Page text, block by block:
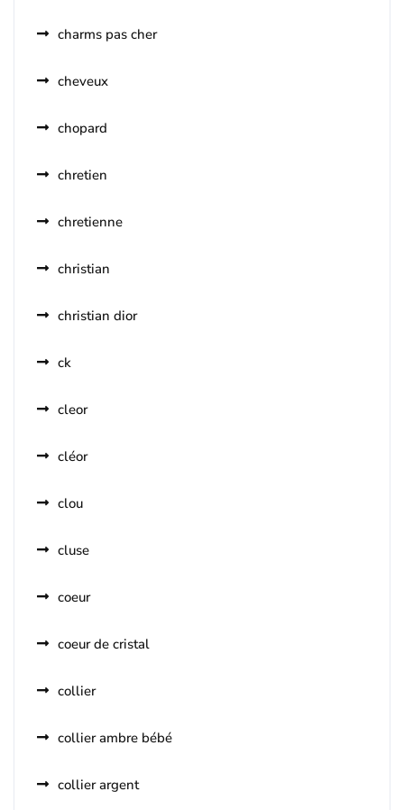
charms pas cher
cheveux
chopard
chretien
chretienne
christian
christian dior
ck
cleor
cléor
clou
cluse
coeur
coeur de cristal
collier
collier ambre bébé
collier argent